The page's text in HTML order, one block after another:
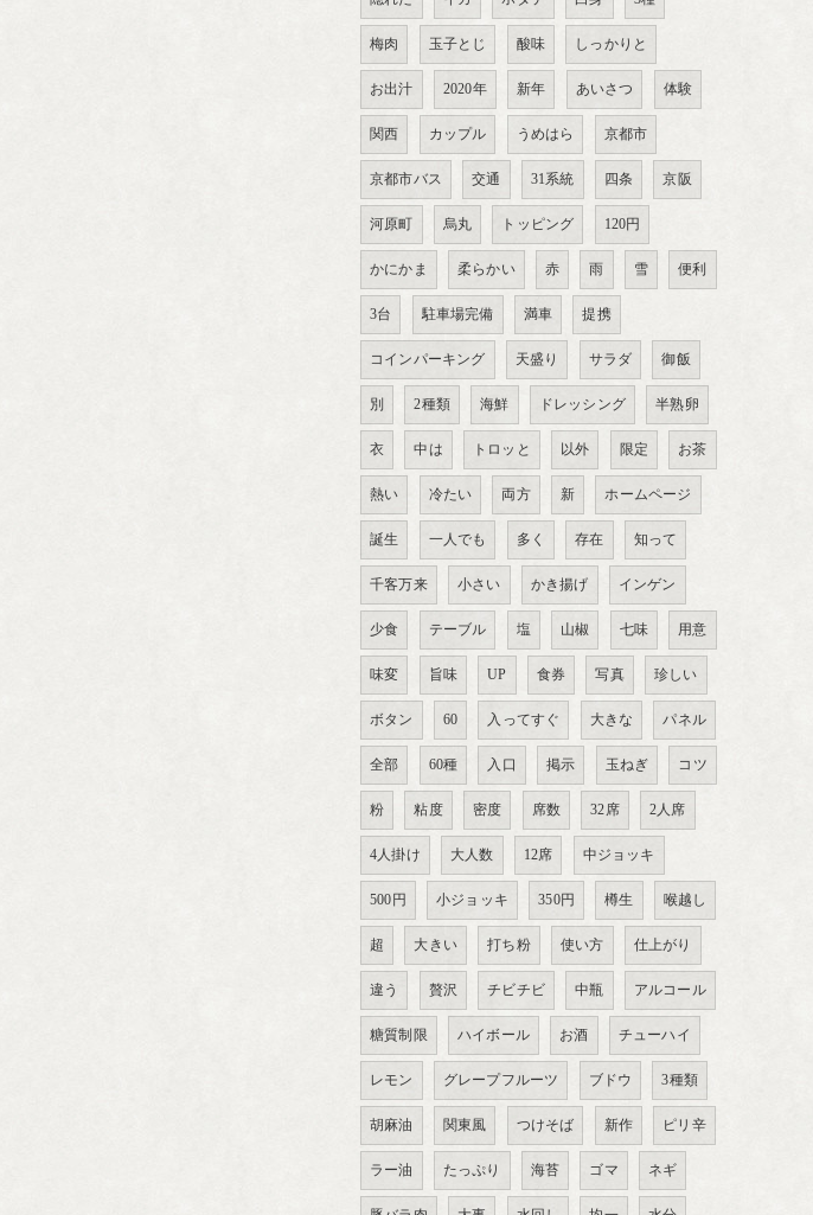
梅肉 玉子とじ 酸味 しっかりと
お出汁 2020年 新年 あいさつ 体験
関西 カップル うめはら 京都市
京都市バス 交通 31系統 四条 京阪
河原町 烏丸 トッピング 120円
かにかま 柔らかい 赤 雨 雪 便利
3台 駐車場完備 満車 提携
コインパーキング 天盛り サラダ 御飯
別 2種類 海鮮 ドレッシング 半熟卵
衣 中は トロッと 以外 限定 お茶
熱い 冷たい 両方 新 ホームページ
誕生 一人でも 多く 存在 知って
千客万来 小さい かき揚げ インゲン
少食 テーブル 塩 山椒 七味 用意
味変 旨味 UP 食券 写真 珍しい
ボタン 60 入ってすぐ 大きな パネル
全部 60種 入口 掲示 玉ねぎ コツ
粉 粘度 密度 席数 32席 2人席
4人掛け 大人数 12席 中ジョッキ
500円 小ジョッキ 350円 樽生 喉越し
超 大きい 打ち粉 使い方 仕上がり
違う 贅沢 チビチビ 中瓶 アルコール
糖質制限 ハイボール お酒 チューハイ
レモン グレープフルーツ ブドウ 3種類
胡麻油 関東風 つけそば 新作 ピリ辛
ラー油 たっぷり 海苔 ゴマ ネギ